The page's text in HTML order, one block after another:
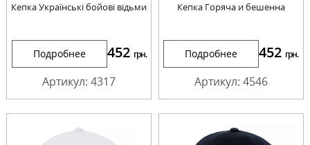
Кепка Українські бойові відьми
Подробнее 452 грн.
Артикул: 4317
Кепка Горяча и бешенна
Подробнее 452 грн.
Артикул: 4546